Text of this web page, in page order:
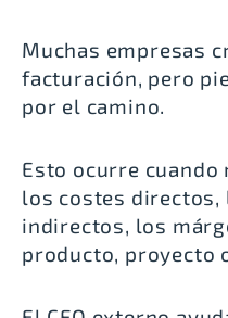
Muchas empresas
facturación, pero
por el camino.
Esto ocurre cuando
los costes directos,
indirectos, los
producto, proyecto